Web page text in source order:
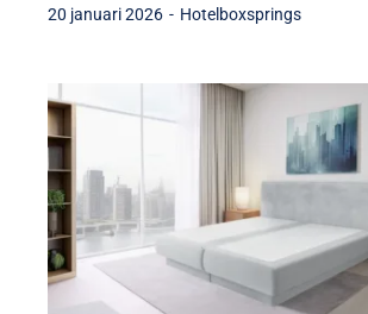
20 januari 2026 - Hotelboxsprings